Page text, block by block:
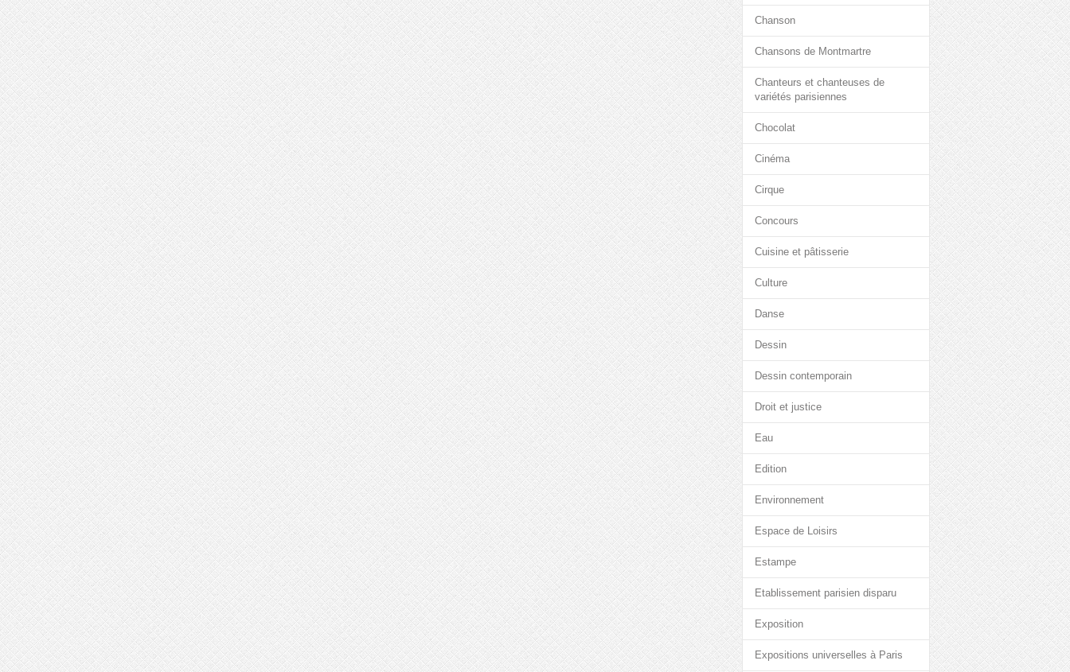
Chanson
Chansons de Montmartre
Chanteurs et chanteuses de
variétés parisiennes
Chocolat
Cinéma
Cirque
Concours
Cuisine et pâtisserie
Culture
Danse
Dessin
Dessin contemporain
Droit et justice
Eau
Edition
Environnement
Espace de Loisirs
Estampe
Etablissement parisien disparu
Exposition
Expositions universelles à Paris